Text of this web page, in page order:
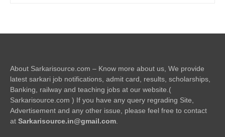
About Sarkarisource.com – Know more about us, We provide
latest sarkari job notifications, admit card, results, scholarships,
Banking, railway and teaching jobs at our website.(
Sarkarisource.com ) If you have any query regrading Site,
Advertisement and any other issue, please feel free to contact
at Sarkarisource.in@gmail.com